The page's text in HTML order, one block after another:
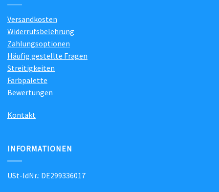
Versandkosten
Widerrufsbelehrung
Zahlungsoptionen
Häufig gestellte Fragen
Streitigkeiten
Farbpalette
Bewertungen
Kontakt
INFORMATIONEN
USt-IdNr.: DE299336017